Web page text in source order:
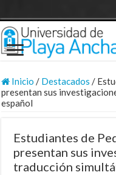
Inicio / Destacados /
presentan sus
español
Estudiantes de
presentan sus
traducción